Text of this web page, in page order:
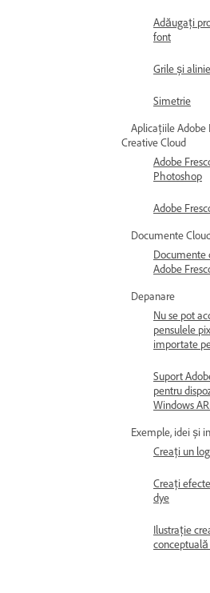
Adăugați
font
Grile și
Simetrie
Aplicațiile Adobe
Creative Cloud
Adobe
Photoshop
Adobe
Documente
Documente
Adobe
Depanare
Nu se pot
pensulele
importate
Suport
pentru
Windows
Exemple, idei și
Creați un
Creați
dye
Ilustrație